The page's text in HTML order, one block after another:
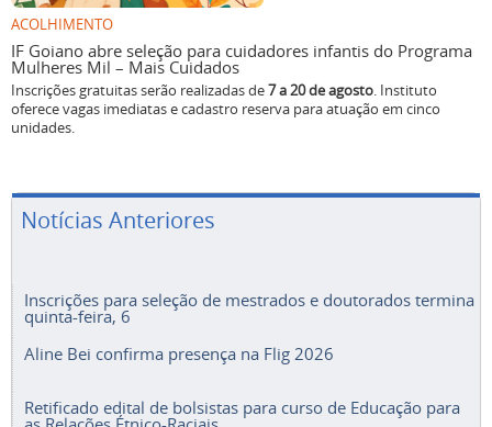
ACOLHIMENTO
IF Goiano abre seleção para cuidadores infantis do Programa
Mulheres Mil – Mais Cuidados
Inscrições gratuitas serão realizadas de7 a 20 de agosto. Instituto
oferece vagas imediatas e cadastro reserva para atuação em cinco
unidades.
Notícias Anteriores
Inscrições para seleção de mestrados e doutorados termina
quinta-feira, 6
Aline Bei confirma presença na Flig 2026
Retificado edital de bolsistas para curso de Educação para